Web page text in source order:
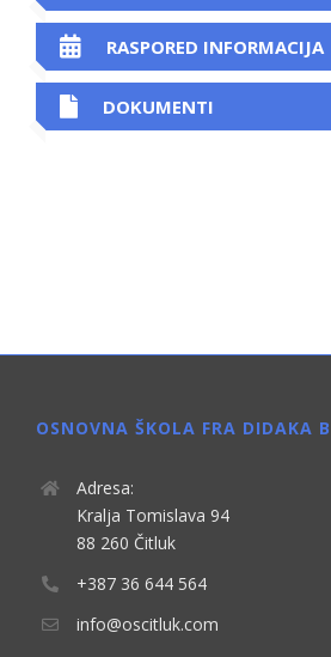
RASPORED INFORMACIJA
DOKUMENTI
OSNOVNA ŠKOLA FRA DIDAKA
Adresa:
Kralja Tomislava 94
88 260 Čitluk
+387 36 644 564
info@oscitluk.com